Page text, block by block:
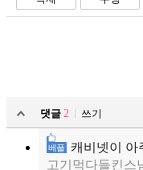
댓글 2
쓰기
베플
캐비넷이 아
고기먹다들킨스